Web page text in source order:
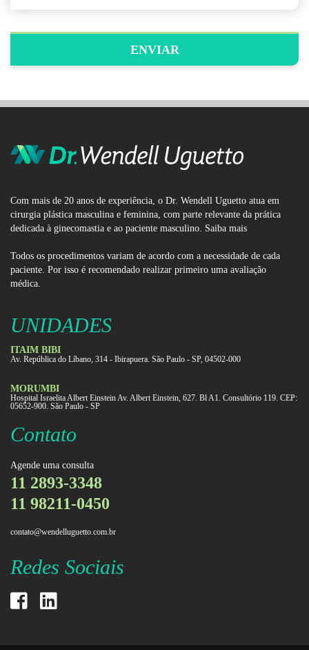
Com mais de 20 anos de experiência, o Dr. Wendell Uguetto atua em
cirurgia plástica masculina e feminina, com parte relevante da prática
dedicada à ginecomastia e ao paciente masculino. Saiba mais
Todos os procedimentos variam de acordo com a necessidade de cada
paciente. Por isso é recomendado realizar primeiro uma avaliação
médica.
UNIDADES
ITAIM BIBI
Av. República do Líbano, 314 - Ibirapuera. São Paulo - SP, 04502-000
MORUMBI
Hospital Israelita Albert Einstein Av. Albert Einstein, 627. Bl A1. Consultório 119. CEP:
05652-900. São Paulo - SP
Contato
Agende uma consulta
11 2893-3348
11 98211-0450
contato@wendelluguetto.com.br
Redes Sociais